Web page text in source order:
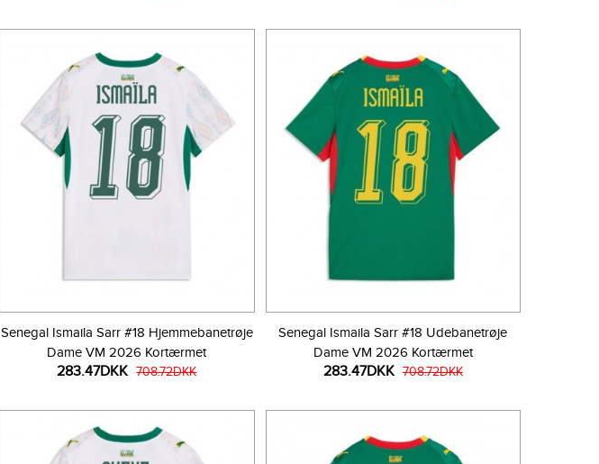
Senegal Ismaila Sarr #18 Hjemmebanetrøje
Dame VM 2026 Kortærmet
283.47DKK 708.72DKK
Senegal Ismaila Sarr #18 Udebanetrøje
Dame VM 2026 Kortærmet
283.47DKK 708.72DKK